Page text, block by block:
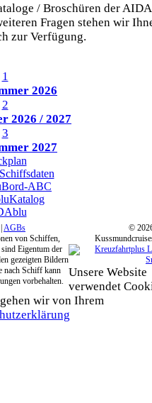
/ Broschüren der
Fragen stehen wir
zur Verfügung.
1
2026
2
2026 / 2027
3
2027
Schiffsdaten
Bord-ABC
Katalog
|AGBs
von Schiffen,
Eigentum der
gezeigten Bildern
nach Schiff kann
vorbehalten.
©
Unsere Website
verwendet
wir von Ihrem